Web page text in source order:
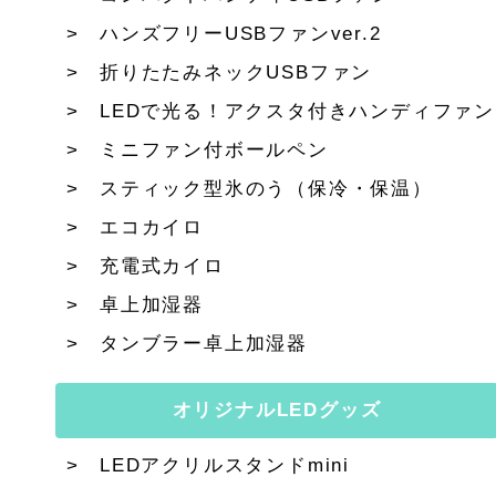
ハンズフリーUSBファンver.2
折りたたみネックUSBファン
LEDで光る！アクスタ付きハンディファン
ミニファン付ボールペン
スティック型氷のう（保冷・保温）
エコカイロ
充電式カイロ
卓上加湿器
タンブラー卓上加湿器
オリジナルLEDグッズ
LEDアクリルスタンドmini